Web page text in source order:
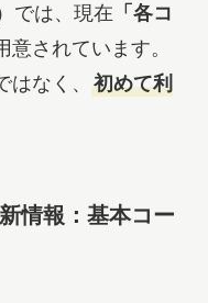
では、現在 「各コ
意されています。
なく、 初めて利
情報：基本コー